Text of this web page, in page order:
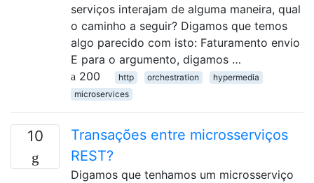
serviços interajam de alguma maneira, qual
o caminho a seguir? Digamos que temos
algo parecido com isto: Faturamento envio
E para o argumento, digamos …
200
http orchestration
hypermedia
microservices
10
Transações entre microsserviços
REST?
Digamos que tenhamos um microsserviço